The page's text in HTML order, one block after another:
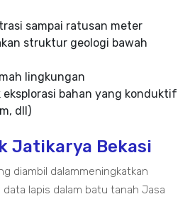
sampai ratusan meter
struktur geologi bawah
lingkungan
bahan yang konduktif
dll)
Jatikarya Bekasi
diambil dalammeningkatkan
lapis dalam batu tanah Jasa